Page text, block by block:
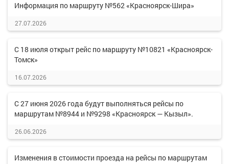
Информация по маршруту №562 «Красноярск-Шира»
27.07.2026
С 18 июля открыт рейс по маршруту №10821 «Красноярск-
Томск»
16.07.2026
С 27 июня 2026 года будут выполняться рейсы по
маршрутам №8944 и №9298 «Красноярск — Кызыл».
26.06.2026
Изменения в стоимости проезда на рейсы по маршрутам